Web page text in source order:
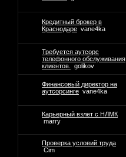
Кредитный брокер в
Краснодаре vane4ka
Требуется аутсорс
телефонного обслуживания
клиентов.
golikov
Финансовый директор на
аутсорсинге vane4ka
Карьерный взлет с НЛМК
marry
Проверка условий труда
Cim